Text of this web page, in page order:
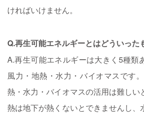
ければいけません。
Q.再生可能エネルギーとはどういった
A.再生可能エネルギーは大きく5種類
風力・地熱・水力・バイオマスです
熱・水力・バイオマスの活用は難しい
熱は地下が熱くないとできませんし、